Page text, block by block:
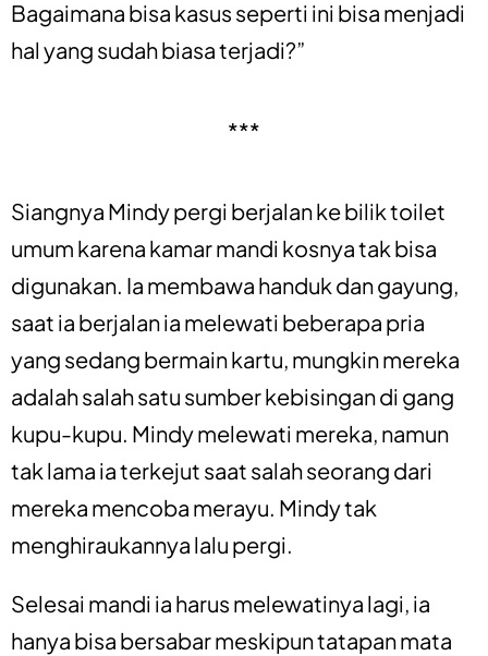
Bagaimana bisa kasus seperti ini bisa menjadi
hal yang sudah biasa terjadi?”
***
Siangnya Mindy pergi berjalan ke bilik toilet
umum karena kamar mandi kosnya tak bisa
digunakan. Ia membawa handuk dan gayung,
saat ia berjalan ia melewati beberapa pria
yang sedang bermain kartu, mungkin mereka
adalah salah satu sumber kebisingan di gang
kupu-kupu. Mindy melewati mereka, namun
tak lama ia terkejut saat salah seorang dari
mereka mencoba merayu. Mindy tak
menghiraukannya lalu pergi.
Selesai mandi ia harus melewatinya lagi, ia
hanya bisa bersabar meskipun tatapan mata